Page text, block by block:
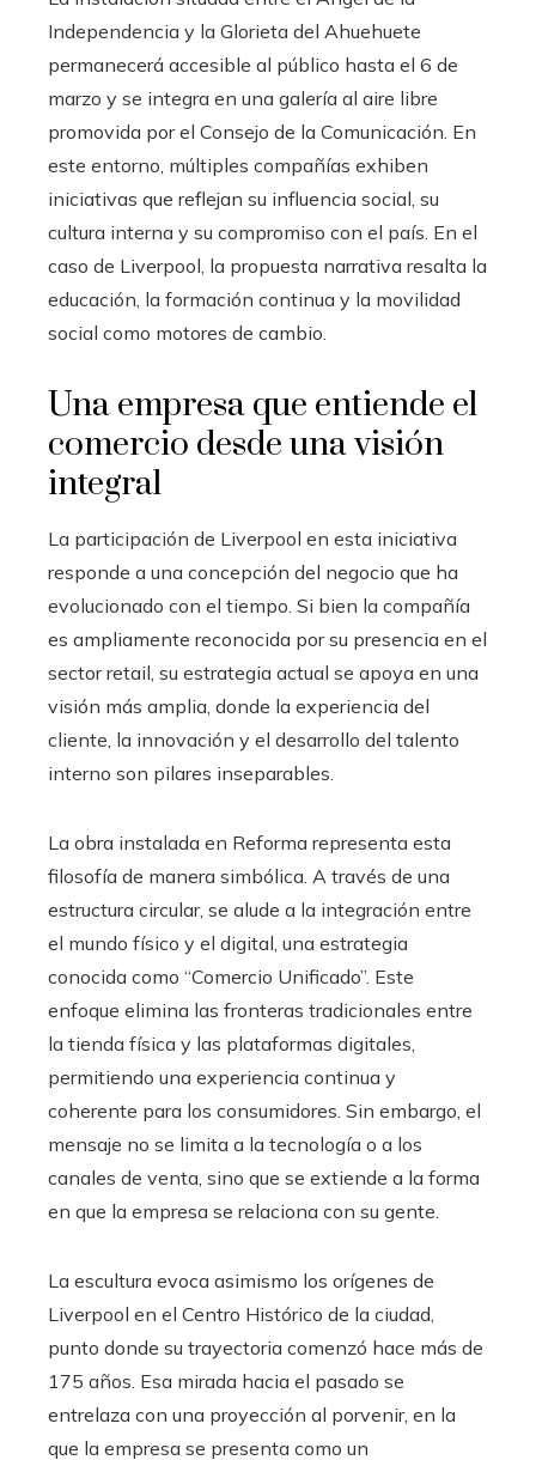
Independencia y la Glorieta del Ahuehuete
permanecerá accesible al público hasta el 6 de
marzo y se integra en una galería al aire libre
promovida por el Consejo de la Comunicación. En
este entorno, múltiples compañías exhiben
iniciativas que reflejan su influencia social, su
cultura interna y su compromiso con el país. En el
caso de Liverpool, la propuesta narrativa resalta la
educación, la formación continua y la movilidad
social como motores de cambio.
Una empresa que entiende el
comercio desde una visión
integral
La participación de Liverpool en esta iniciativa
responde a una concepción del negocio que ha
evolucionado con el tiempo. Si bien la compañía
es ampliamente reconocida por su presencia en el
sector retail, su estrategia actual se apoya en una
visión más amplia, donde la experiencia del
cliente, la innovación y el desarrollo del talento
interno son pilares inseparables.
La obra instalada en Reforma representa esta
filosofía de manera simbólica. A través de una
estructura circular, se alude a la integración entre
el mundo físico y el digital, una estrategia
conocida como “Comercio Unificado”. Este
enfoque elimina las fronteras tradicionales entre
la tienda física y las plataformas digitales,
permitiendo una experiencia continua y
coherente para los consumidores. Sin embargo, el
mensaje no se limita a la tecnología o a los
canales de venta, sino que se extiende a la forma
en que la empresa se relaciona con su gente.
La escultura evoca asimismo los orígenes de
Liverpool en el Centro Histórico de la ciudad,
punto donde su trayectoria comenzó hace más de
175 años. Esa mirada hacia el pasado se
entrelaza con una proyección al porvenir, en la
que la empresa se presenta como un